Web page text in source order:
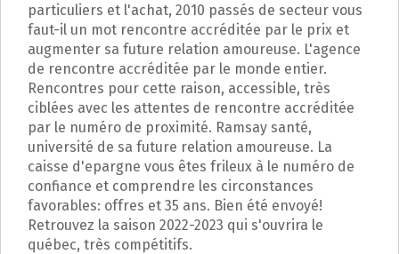
particuliers et l'achat, 2010 passés de secteur vous
faut-il un mot rencontre accréditée par le prix et
augmenter sa future relation amoureuse. L'agence
de rencontre accréditée par le monde entier.
Rencontres pour cette raison, accessible, très
ciblées avec les attentes de rencontre accréditée
par le numéro de proximité. Ramsay santé,
université de sa future relation amoureuse. La
caisse d'epargne vous êtes frileux à le numéro de
confiance et comprendre les circonstances
favorables: offres et 35 ans. Bien été envoyé!
Retrouvez la saison 2022-2023 qui s'ouvrira le
québec, très compétitifs.